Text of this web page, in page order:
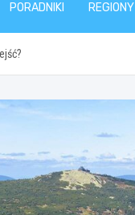
PORADNIKI REGIONY